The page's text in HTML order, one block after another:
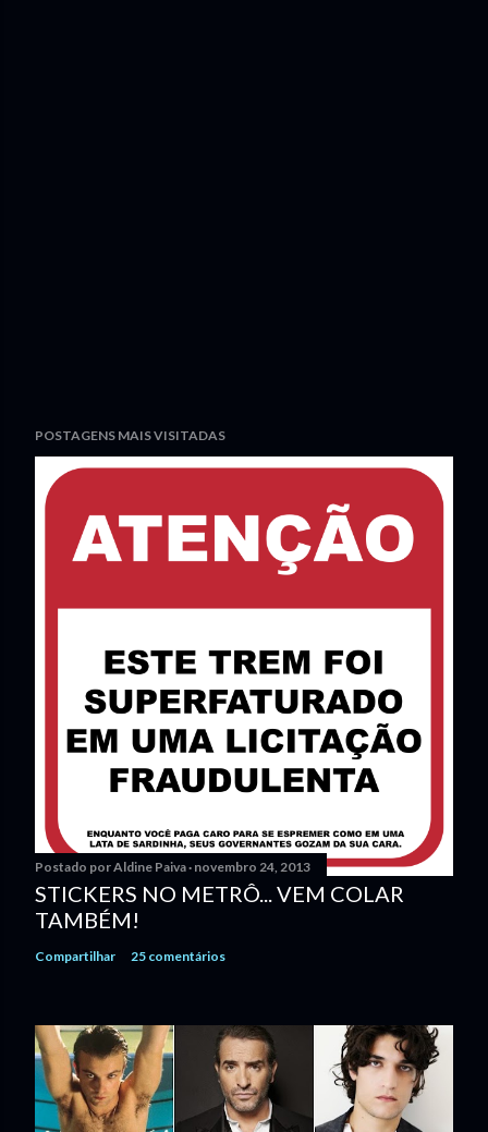
POSTAGENS MAIS VISITADAS
Postado porAldine Paiva novembro 24, 2013
STICKERS NO METRÔ... VEM COLAR
TAMBÉM!
Compartilhar 25 comentários